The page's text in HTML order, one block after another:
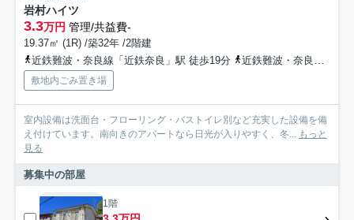
岩村ハイツ
3.3万円 管理/共益費-
19.37㎡ (1R) /築32年 /2階建
近鉄難波・奈良線「近鉄奈良」駅 徒歩19分
近鉄難波・奈良線「新大宮」駅 バス7分 奈良交通「市営球場（奈良市）」 停歩7分
敷地内ごみ置き場
室内設備は洗面台・フローリング・バストイレ別など充実した設備を備
え付けています。南向きのアパートなら日光が入りやすく、冬...
もっと
見る
募集中の部屋
1階